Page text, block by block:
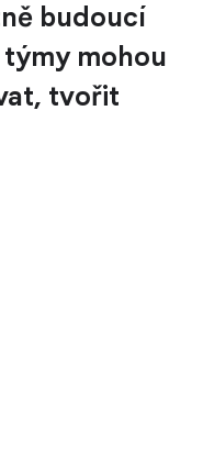
budoucí
mohou
tvořit